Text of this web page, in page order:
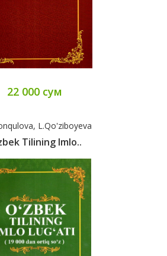
22 000 сум
L.Qo'ziboyeva
Tilining Imlo..